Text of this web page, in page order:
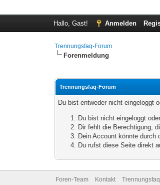
Hallo, Gast! Anmelden
Trennungsfaq-Forum
Forenmeldung
Trennungsfaq-Forum
Du bist entweder nicht eingeloggt
Du bist nicht eingeloggt
Dir fehlt die Berechtigung,
Dein Account könnte durch
Du rufst diese Seite direkt
Foren-Team Kontakt Trennungsfaq